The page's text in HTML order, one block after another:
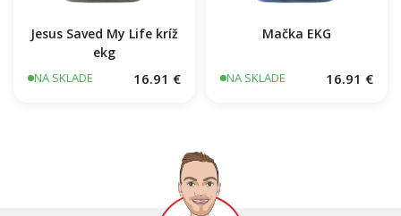
Jesus Saved My Life kríž
ekg
NA SKLADE 16.91 €
Mačka EKG
NA SKLADE 16.91 €